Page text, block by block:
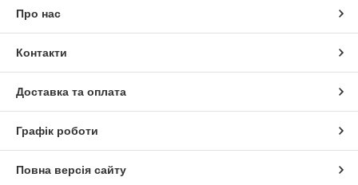
Про нас
Контакти
Доставка та оплата
Графік роботи
Повна версія сайту